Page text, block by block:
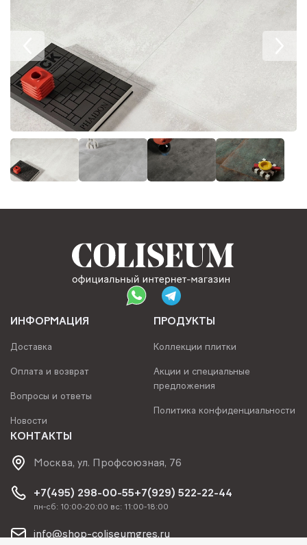
ИНФОРМАЦИЯ
Доставка
Оплата и возврат
Вопросы и ответы
Новости
ПРОДУКТЫ
Коллекции плитки
Акции и специальные
предложения
Политика конфиденциальности
КОНТАКТЫ
Москва, ул. Профсоюзная, 76
+7(495) 298-00-55+7(929) 522-22-44
пн-сб: 10:00-20:00 вс: 11:00-18:00
info@shop-coliseumgres.ru